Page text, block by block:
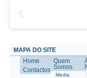
MAPA DO SITE
Home
Contactos
Quem
Somos
Media